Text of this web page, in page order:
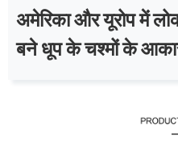
अमेरिका और यूरोप में
बने धूप के चश्मों के